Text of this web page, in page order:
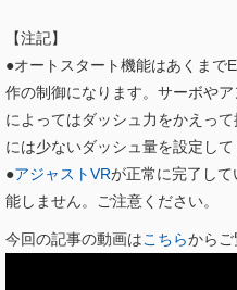
【注記】
●オートスタート機能はあくまで
作の制御になります。サーボや
によってはダッシュ力をかえっ
には少ないダッシュ量を設定して
●アジャストVRが正常に完了し
能しません。ご注意ください。
今回の記事の動画はこちらからご